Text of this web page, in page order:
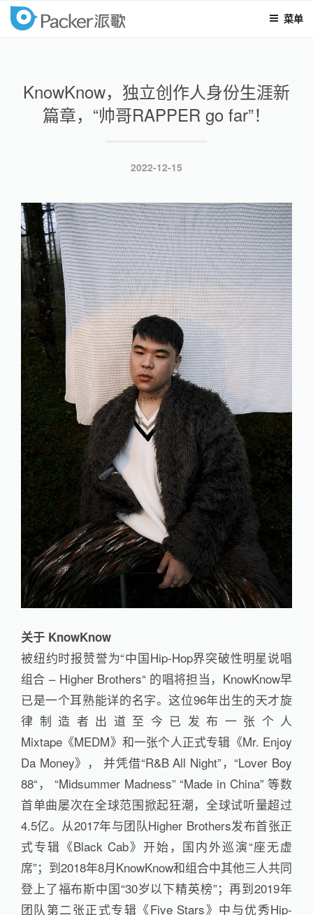
菜单
packer
KnowKnow，独立创作人身份生涯新
篇章，“帅哥RAPPER go far”！
发
于
2022-12-15
关于 KnowKnow
被纽约时报赞誉为“中国Hip-Hop界突破性明星说唱
组合 – Higher Brothers“ 的唱将担当，KnowKnow早
已是一个耳熟能详的名字。这位96年出生的天才旋
律制造者出道至今已发布一张个人
Mixtape《MEDM》和一张个人正式专辑《Mr. Enjoy
Da Money》， 并凭借“R&B All Night”，“Lover Boy
88“， “Midsummer Madness” “Made in China” 等数
首单曲屡次在全球范围掀起狂潮，全球试听量超过
4.5亿。从2017年与团队Higher Brothers发布首张正
式专辑《Black Cab》开始，国内外巡演“座无虚
席”；到2018年8月KnowKnow和组合中其他三人共同
登上了福布斯中国“30岁以下精英榜”；再到2019年
团队第二张正式专辑《Five Stars》中与优秀Hip-